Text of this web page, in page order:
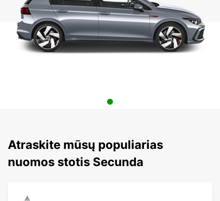
Atraskite mūsų populiarias
nuomos stotis Secunda